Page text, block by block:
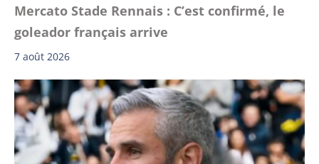
Mercato Stade Rennais : C’est confirmé, le
goleador français arrive
7 août 2026